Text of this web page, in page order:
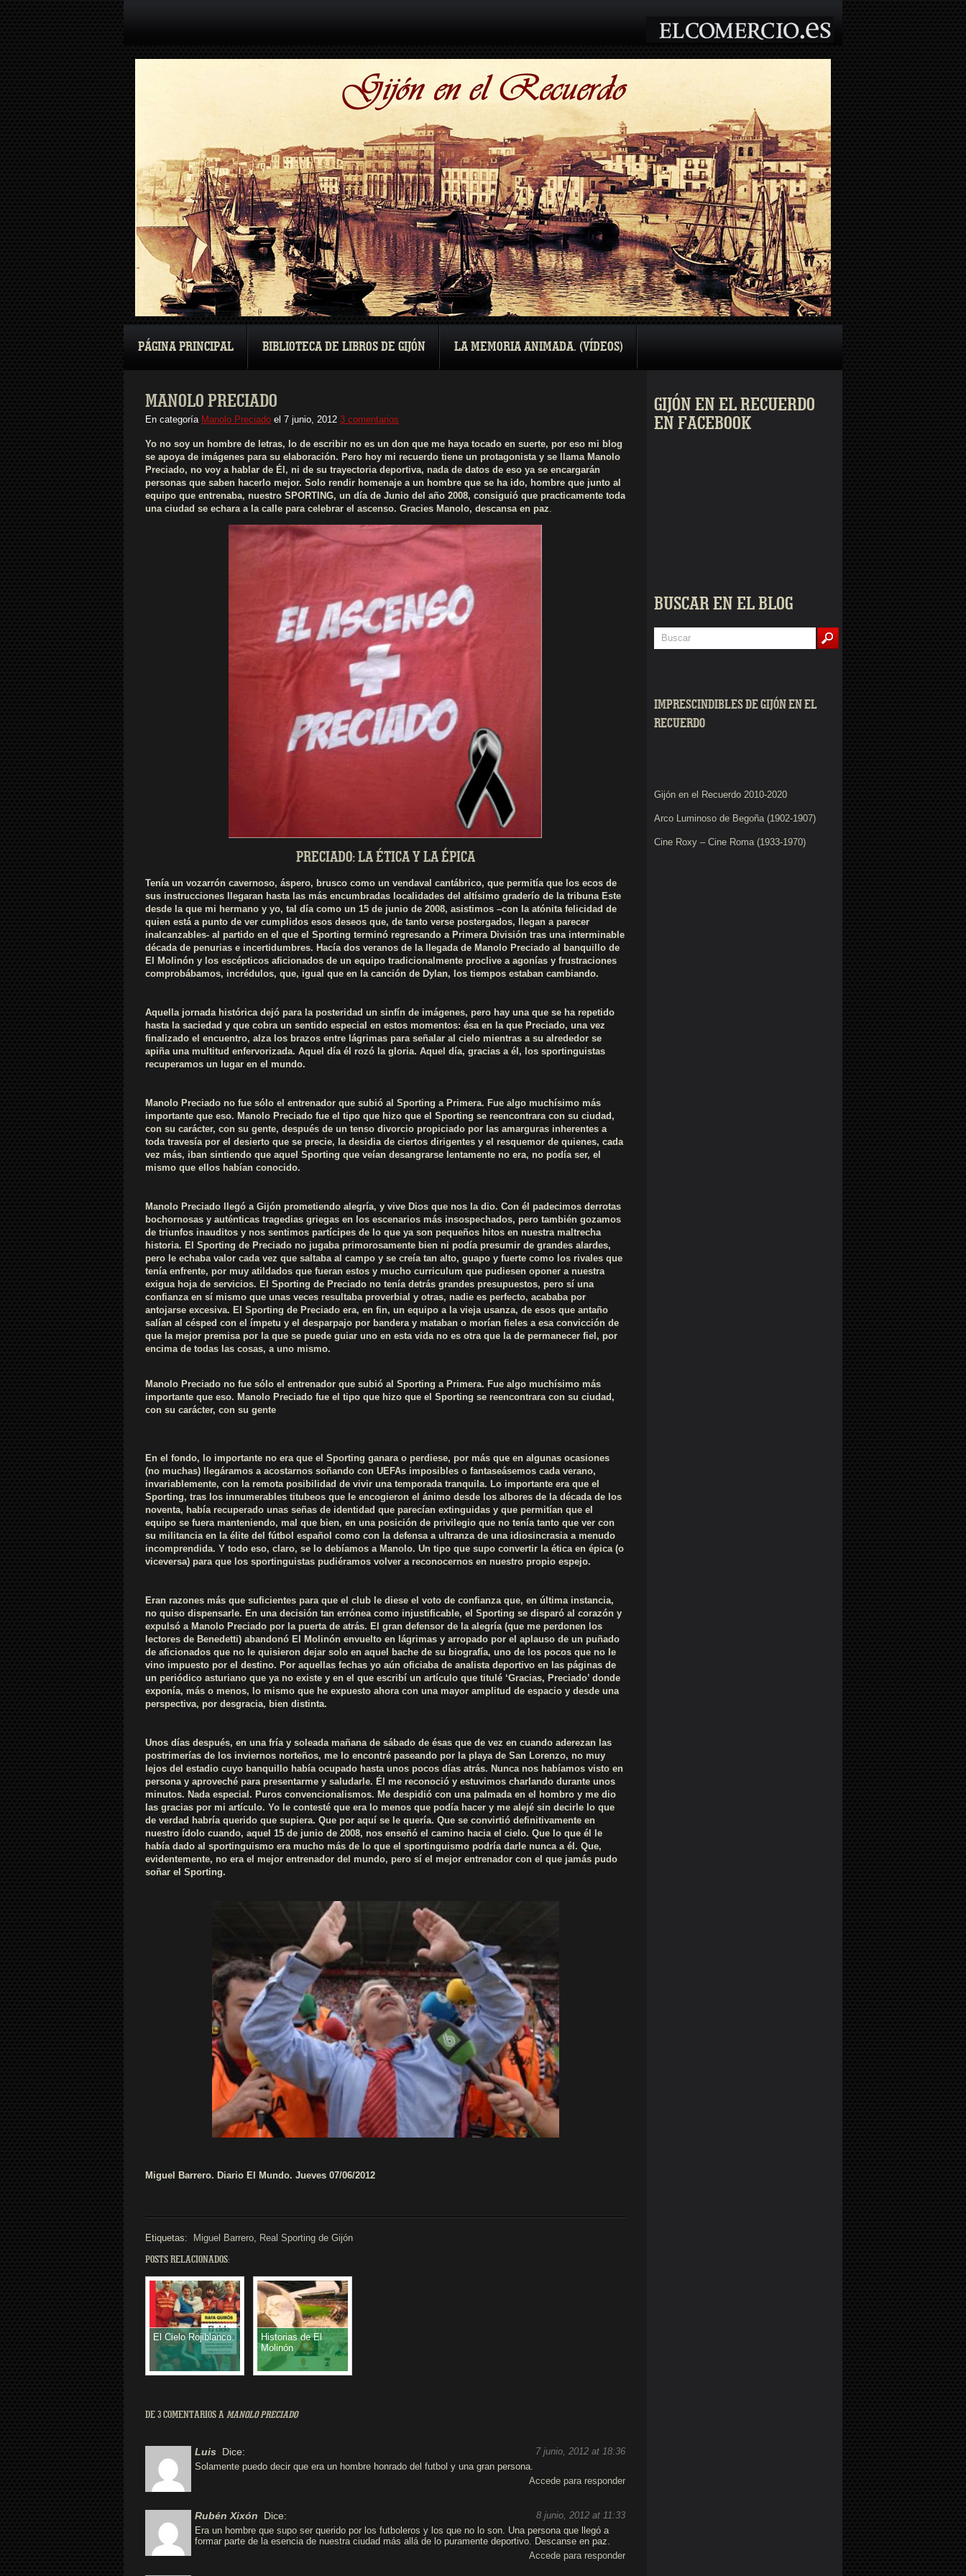
PÁGINA PRINCIPAL BIBLIOTECA DE LIBROS DE GIJÓN LA MEMORIA ANIMADA. (VÍDEOS)
GIJÓN EN EL RECUERDO
EN FACEBOOK
BUSCAR EN EL BLOG
IMPRESCINDIBLES DE GIJÓN EN EL
RECUERDO
Gijón en el Recuerdo 2010-2020
Arco Luminoso de Begoña (1902-1907)
Cine Roxy – Cine Roma (1933-1970)
MANOLO PRECIADO
En categoría Manolo Preciado el 7 junio, 2012 3 comentarios
Yo no soy un hombre de letras, lo de escribir no es un don que me haya tocado en suerte, por eso mi blog
se apoya de imágenes para su elaboración. Pero hoy mi recuerdo tiene un protagonista y se llama Manolo
Preciado, no voy a hablar de Él, ni de su trayectoria deportiva, nada de datos de eso ya se encargarán
personas que saben hacerlo mejor. Solo rendir homenaje a un hombre que se ha ido, hombre que junto al
equipo que entrenaba, nuestro SPORTING, un día de Junio del año 2008, consiguió que practicamente toda
una ciudad se echara a la calle para celebrar el ascenso. Gracies Manolo, descansa en paz.
PRECIADO: LA ÉTICA Y LA ÉPICA
Tenía un vozarrón cavernoso, áspero, brusco como un vendaval cantábrico, que permitía que los ecos de
sus instrucciones llegaran hasta las más encumbradas localidades del altísimo graderío de la tribuna Este
desde la que mi hermano y yo, tal día como un 15 de junio de 2008, asistimos –con la atónita felicidad de
quien está a punto de ver cumplidos esos deseos que, de tanto verse postergados, llegan a parecer
inalcanzables- al partido en el que el Sporting terminó regresando a Primera División tras una interminable
década de penurias e incertidumbres. Hacía dos veranos de la llegada de Manolo Preciado al banquillo de
El Molinón y los escépticos aficionados de un equipo tradicionalmente proclive a agonías y frustraciones
comprobábamos, incrédulos, que, igual que en la canción de Dylan, los tiempos estaban cambiando.
Aquella jornada histórica dejó para la posteridad un sinfín de imágenes, pero hay una que se ha repetido
hasta la saciedad y que cobra un sentido especial en estos momentos: ésa en la que Preciado, una vez
finalizado el encuentro, alza los brazos entre lágrimas para señalar al cielo mientras a su alrededor se
apiña una multitud enfervorizada. Aquel día él rozó la gloria. Aquel día, gracias a él, los sportinguistas
recuperamos un lugar en el mundo.
Manolo Preciado no fue sólo el entrenador que subió al Sporting a Primera. Fue algo muchísimo más
importante que eso. Manolo Preciado fue el tipo que hizo que el Sporting se reencontrara con su ciudad,
con su carácter, con su gente, después de un tenso divorcio propiciado por las amarguras inherentes a
toda travesía por el desierto que se precie, la desidia de ciertos dirigentes y el resquemor de quienes, cada
vez más, iban sintiendo que aquel Sporting que veían desangrarse lentamente no era, no podía ser, el
mismo que ellos habían conocido.
Manolo Preciado llegó a Gijón prometiendo alegría, y vive Dios que nos la dio. Con él padecimos derrotas
bochornosas y auténticas tragedias griegas en los escenarios más insospechados, pero también gozamos
de triunfos inauditos y nos sentimos partícipes de lo que ya son pequeños hitos en nuestra maltrecha
historia. El Sporting de Preciado no jugaba primorosamente bien ni podía presumir de grandes alardes,
pero le echaba valor cada vez que saltaba al campo y se creía tan alto, guapo y fuerte como los rivales que
tenía enfrente, por muy atildados que fueran estos y mucho curriculum que pudiesen oponer a nuestra
exigua hoja de servicios. El Sporting de Preciado no tenía detrás grandes presupuestos, pero sí una
confianza en sí mismo que unas veces resultaba proverbial y otras, nadie es perfecto, acababa por
antojarse excesiva. El Sporting de Preciado era, en fin, un equipo a la vieja usanza, de esos que antaño
salían al césped con el ímpetu y el desparpajo por bandera y mataban o morían fieles a esa convicción de
que la mejor premisa por la que se puede guiar uno en esta vida no es otra que la de permanecer fiel, por
encima de todas las cosas, a uno mismo.
Manolo Preciado no fue sólo el entrenador que subió al Sporting a Primera. Fue algo muchísimo más
importante que eso. Manolo Preciado fue el tipo que hizo que el Sporting se reencontrara con su ciudad,
con su carácter, con su gente
En el fondo, lo importante no era que el Sporting ganara o perdiese, por más que en algunas ocasiones
(no muchas) llegáramos a acostarnos soñando con UEFAs imposibles o fantaseásemos cada verano,
invariablemente, con la remota posibilidad de vivir una temporada tranquila. Lo importante era que el
Sporting, tras los innumerables titubeos que le encogieron el ánimo desde los albores de la década de los
noventa, había recuperado unas señas de identidad que parecían extinguidas y que permitían que el
equipo se fuera manteniendo, mal que bien, en una posición de privilegio que no tenía tanto que ver con
su militancia en la élite del fútbol español como con la defensa a ultranza de una idiosincrasia a menudo
incomprendida. Y todo eso, claro, se lo debíamos a Manolo. Un tipo que supo convertir la ética en épica (o
viceversa) para que los sportinguistas pudiéramos volver a reconocernos en nuestro propio espejo.
Eran razones más que suficientes para que el club le diese el voto de confianza que, en última instancia,
no quiso dispensarle. En una decisión tan errónea como injustificable, el Sporting se disparó al corazón y
expulsó a Manolo Preciado por la puerta de atrás. El gran defensor de la alegría (que me perdonen los
lectores de Benedetti) abandonó El Molinón envuelto en lágrimas y arropado por el aplauso de un puñado
de aficionados que no le quisieron dejar solo en aquel bache de su biografía, uno de los pocos que no le
vino impuesto por el destino. Por aquellas fechas yo aún oficiaba de analista deportivo en las páginas de
un periódico asturiano que ya no existe y en el que escribí un artículo que titulé ‘Gracias, Preciado’ donde
exponía, más o menos, lo mismo que he expuesto ahora con una mayor amplitud de espacio y desde una
perspectiva, por desgracia, bien distinta.
Unos días después, en una fría y soleada mañana de sábado de ésas que de vez en cuando aderezan las
postrimerías de los inviernos norteños, me lo encontré paseando por la playa de San Lorenzo, no muy
lejos del estadio cuyo banquillo había ocupado hasta unos pocos días atrás. Nunca nos habíamos visto en
persona y aproveché para presentarme y saludarle. Él me reconoció y estuvimos charlando durante unos
minutos. Nada especial. Puros convencionalismos. Me despidió con una palmada en el hombro y me dio
las gracias por mi artículo. Yo le contesté que era lo menos que podía hacer y me alejé sin decirle lo que
de verdad habría querido que supiera. Que por aquí se le quería. Que se convirtió definitivamente en
nuestro ídolo cuando, aquel 15 de junio de 2008, nos enseñó el camino hacia el cielo. Que lo que él le
había dado al sportinguismo era mucho más de lo que el sportinguismo podría darle nunca a él. Que,
evidentemente, no era el mejor entrenador del mundo, pero sí el mejor entrenador con el que jamás pudo
soñar el Sporting.
Miguel Barrero. Diario El Mundo. Jueves 07/06/2012
Etiquetas: Miguel Barrero, Real Sporting de Gijón
POSTS RELACIONADOS:
El Cielo Rojiblanco.
Historias de El
Molinón
DE 3 COMENTARIOS A MANOLO PRECIADO
7 junio, 2012 at 18:36
Luis Dice:
Solamente puedo decir que era un hombre honrado del futbol y una gran persona.
Accede para responder
8 junio, 2012 at 11:33
Rubén Xixón Dice:
Era un hombre que supo ser querido por los futboleros y los que no lo son. Una persona que llegó a
formar parte de la esencia de nuestra ciudad más allá de lo puramente deportivo. Descanse en paz.
Accede para responder